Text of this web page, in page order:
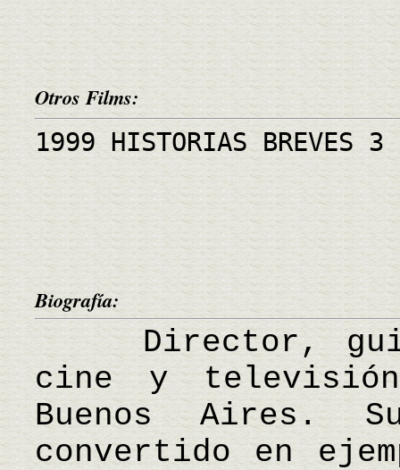
Otros Films:
1999 HISTORIAS BREVES 3
Biografía:
Director,
cine y
Buenos Aires.
convertido en